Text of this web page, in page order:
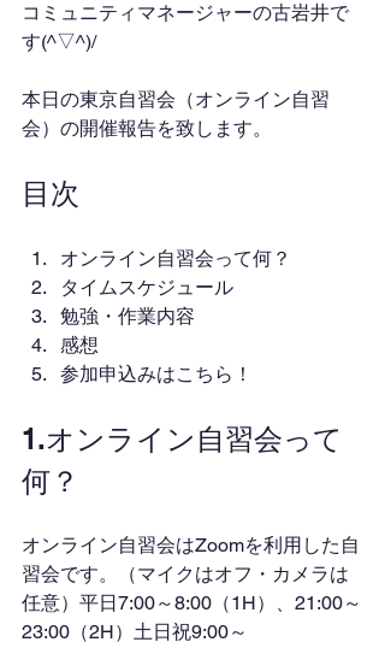
コミュニティマネージャーの古岩井で
す(^▽^)/
本日の東京自習会（オンライン自習
会）の開催報告を致します。
目次
オンライン自習会って何？
タイムスケジュール
勉強・作業内容
感想
参加申込みはこちら！
1.オンライン自習会って
何？
オンライン自習会はZoomを利用した自
習会です。（マイクはオフ・カメラは
任意）平日7:00～8:00（1H）、21:00～
23:00（2H）土日祝9:00～